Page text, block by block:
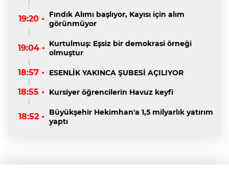
19:20 •
Fındık Alımı başlıyor, Kayısı için alım
görünmüyor
19:04 • Kurtulmuş: Eşsiz bir demokrasi örneği
olmuştur
18:57 • ESENLİK YAKINCA ŞUBESİ AÇILIYOR
18:55 • Kursiyer öğrencilerin Havuz keyfi
18:52 •
Büyükşehir Hekimhan'a 1,5 milyarlık yatırım
yaptı